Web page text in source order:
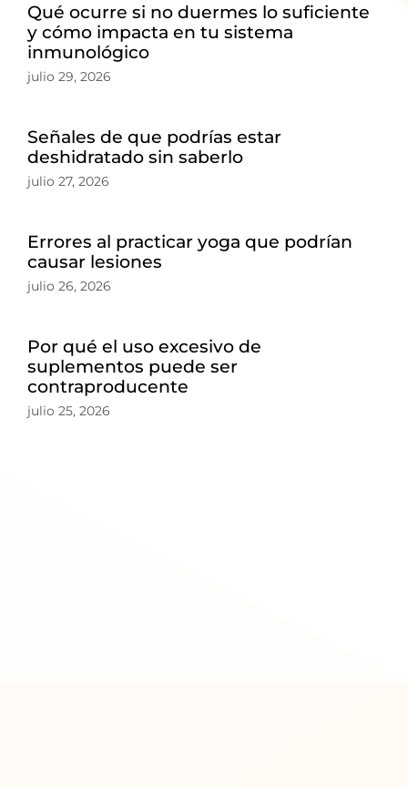
Qué ocurre si no duermes lo suficiente
y cómo impacta en tu sistema
inmunológico
julio 29, 2026
Señales de que podrías estar
deshidratado sin saberlo
julio 27, 2026
Errores al practicar yoga que podrían
causar lesiones
julio 26, 2026
Por qué el uso excesivo de
suplementos puede ser
contraproducente
julio 25, 2026